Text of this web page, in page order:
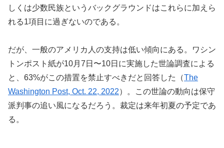
しくは少数民族というバックグラウンドはこれらに加えら
れる1項目に過ぎないのである。
だが、一般のアメリカ人の支持は低い傾向にある。ワシン
トンポスト紙が10月7日〜10日に実施した世論調査による
と、63%がこの措置を禁止すべきだと回答した（The
Washington Post, Oct. 22, 2022）。この世論の動向は保守
派判事の追い風になるだろう。裁定は来年初夏の予定であ
る。